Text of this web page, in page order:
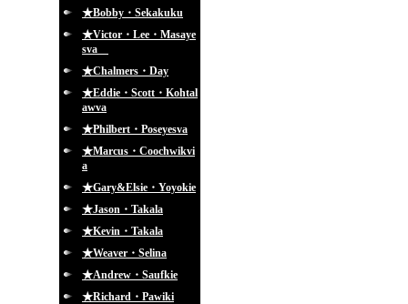
★Bobby・Sekakuku
★Victor・Lee・Masaye
sva
★Chalmers・Day
★Eddie・Scott・Kohtal
awva
★Philbert・Poseyesva
★Marcus・Coochwikvi
a
★Gary&Elsie・Yoyokie
★Jason・Takala
★Kevin・Takala
★Weaver・Selina
★Andrew・Saufkie
★Richard・Pawiki